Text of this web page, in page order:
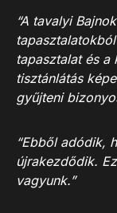
“A tavalyi
tapasztalat és a
tisztánlátás
gyűjteni
“Ebből adódik,
újrakezdődik.
vagyunk.”